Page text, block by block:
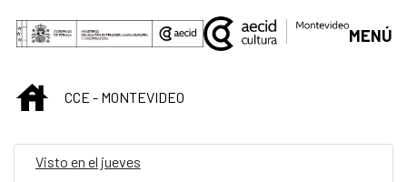
Saltar al contenido principal
MENÚ
INICIOCCE - MONTEVIDEO
Visto en el jueves